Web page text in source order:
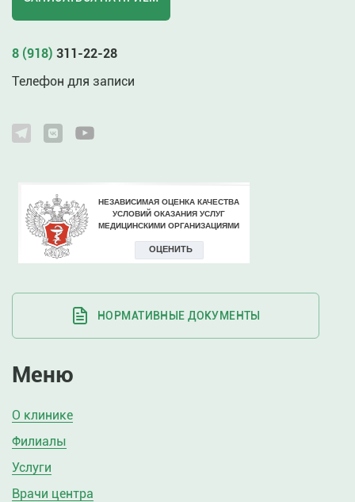
8 (918) 311-22-28
Телефон для записи
НОРМАТИВНЫЕ ДОКУМЕНТЫ
Меню
О клинике
Филиалы
Услуги
Врачи центра